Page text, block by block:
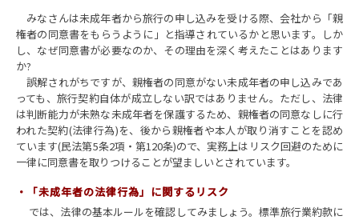
みなさんは未成年者から旅行の申し込みを受ける際、会社から「親
権者の同意書をもらうように」と指導されているかと思います。しか
し、なぜ同意書が必要なのか、その理由を深く考えたことはあります
か?
誤解されがちですが、親権者の同意がない未成年者の申し込みであ
っても、旅行契約自体が成立しない訳ではありません。ただし、法律
は判断能力が未熟な未成年者を保護するため、親権者の同意なしに行
われた契約(法律行為)を、後から親権者や本人が取り消すことを認め
ています(民法第5条2項・第120条)ので、実務上はリスク回避のために
一律に同意書を取りつけることが望ましいとされています。
・
「未成年者の法律行為」に関するリスク
では、法律の基本ルールを確認してみましょう。標準旅行業約款に